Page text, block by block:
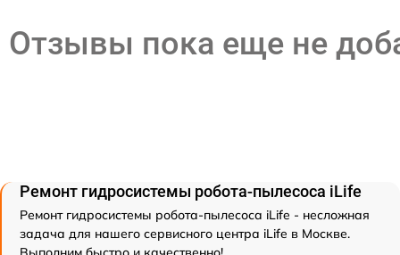
Отзывы пока еще не
Ремонт гидросистемы робота-пылесоса iLife
Ремонт гидросистемы робота-пылесоса iLife - несложная
задача для нашего сервисного центра iLife в Москве.